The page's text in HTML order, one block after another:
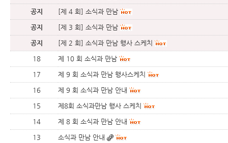
공지 [제 4 회] 소식과 만남
공지 [제 3 회] 소식과 만남
공지 [제 2 회] 소식과 만남 행사 스케치
18 제 10 회 소식과 만남
17 제 9 회 소식과 만남 행사스케치
16 제 9 회 소식과 만남 안내
15 제8회 소식과만남 행사 스케치
14 제 8 회 소식과 만남 안내
13 소식과 만남 안내